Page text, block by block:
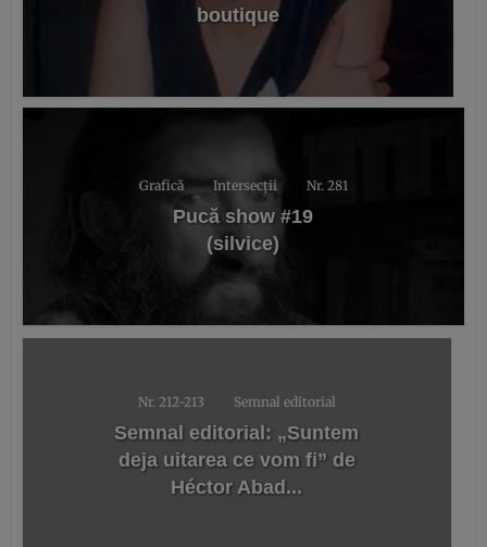
boutique
Grafică Intersecții Nr. 281
Pucă show #19
(silvice)
Nr. 212-213 Semnal editorial
Semnal editorial: „Suntem
deja uitarea ce vom fi” de
Héctor Abad...